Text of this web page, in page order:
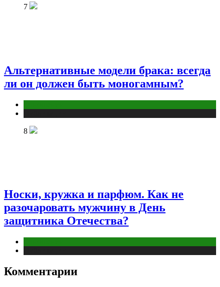
7
Альтернативные модели брака: всегда
ли он должен быть моногамным?
8
Носки, кружка и парфюм. Как не
разочаровать мужчину в День
защитника Отечества?
Комментарии